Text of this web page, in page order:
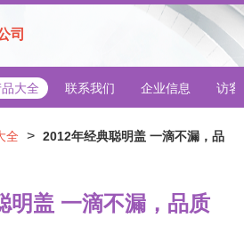
司
大全 联系我们 企业信息 访客
全 > 2012年经典聪明盖 一滴不漏，品
明盖 一滴不漏，品质